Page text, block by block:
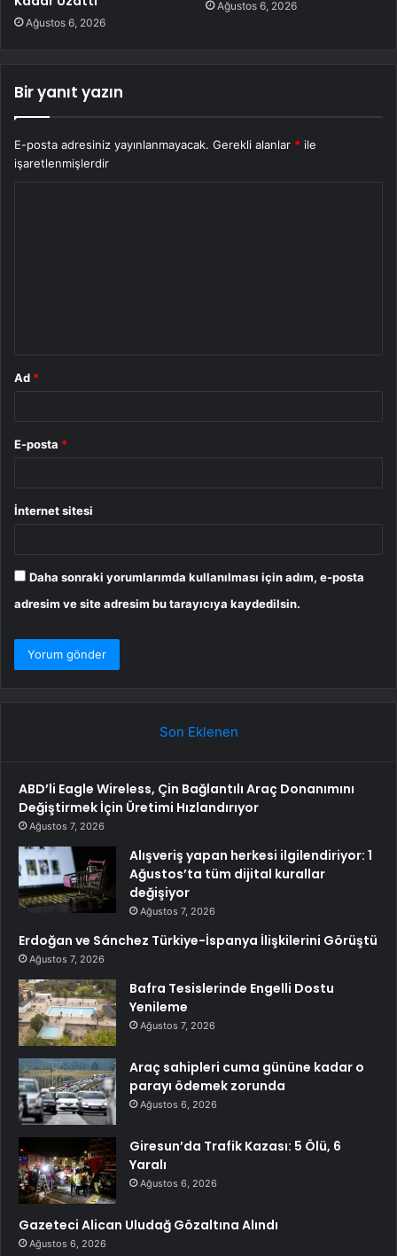
Ağustos 6, 2026
Ağustos 6, 2026
Bir yanıt yazın
E-posta adresiniz yayınlanmayacak. Gerekli alanlar * ile
işaretlenmişlerdir
Ad *
E-posta *
İnternet sitesi
Daha sonraki yorumlarımda kullanılması için adım, e-posta
adresim ve site adresim bu tarayıcıya kaydedilsin.
Son Eklenen
ABD’li Eagle Wireless, Çin Bağlantılı Araç Donanımını
Değiştirmek İçin Üretimi Hızlandırıyor
Ağustos 7, 2026
Alışveriş yapan herkesi ilgilendiriyor: 1
Ağustos’ta tüm dijital kurallar
değişiyor
Ağustos 7, 2026
Erdoğan ve Sánchez Türkiye-İspanya İlişkilerini Görüştü
Ağustos 7, 2026
Bafra Tesislerinde Engelli Dostu
Yenileme
Ağustos 7, 2026
Araç sahipleri cuma gününe kadar o
parayı ödemek zorunda
Ağustos 6, 2026
Giresun’da Trafik Kazası: 5 Ölü, 6
Yaralı
Ağustos 6, 2026
Gazeteci Alican Uludağ Gözaltına Alındı
Ağustos 6, 2026